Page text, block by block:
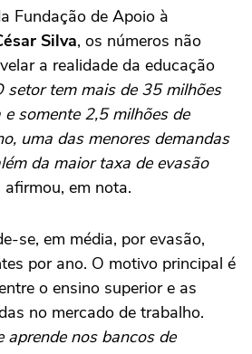
Fundação de Apoio à
Silva, os números não
a realidade da educação
setor tem mais de 35 milhões
somente 2,5 milhões de
uma das menores demandas
da maior taxa de evasão
afirmou, em nota.
se, em média, por evasão,
por ano. O motivo principal é
o ensino superior e as
no mercado de trabalho.
aprende nos bancos de